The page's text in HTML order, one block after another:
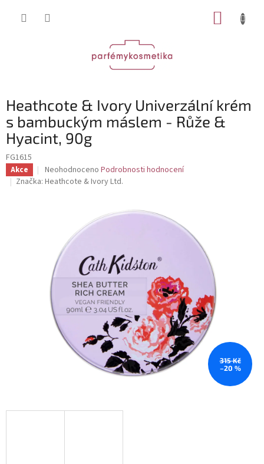
Heathcote & Ivory Univerzální krém
s bambuckým máslem - Růže &
Hyacint, 90g
FG1615
Akce
Průměrné
hodnocení
hvězdiček.
Neohodnoceno Podrobnosti hodnocení
Značka: Heathcote & Ivory Ltd.
315 Kč
–20 %